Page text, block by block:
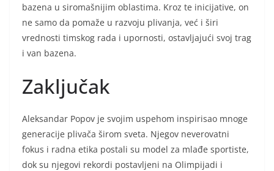
bazena u siromašnijim oblastima. Kroz te inicijative, on
ne samo da pomaže u razvoju plivanja, već i širi
vrednosti timskog rada i upornosti, ostavljajući svoj trag
i van bazena.
Zaključak
Aleksandar Popov je svojim uspehom inspirisao mnoge
generacije plivača širom sveta. Njegov neverovatni
fokus i radna etika postali su model za mlađe sportiste,
dok su njegovi rekordi postavljeni na Olimpijadi i